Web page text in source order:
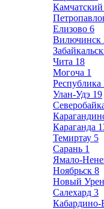
Камчатский
Елизово 6
Вилючинск
Чита 18
Могоча 1
Республика
Улан-Удэ 19
Караганда
Темиртау 5
Сарань 1
Ямало-
Ноябрьск 8
Новый
Салехард 3
Кабардино-